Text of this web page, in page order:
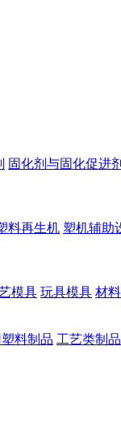
固化剂与固化促进剂
料再生机 塑机辅助
模具 玩具模具 材
料制品 工艺类制品